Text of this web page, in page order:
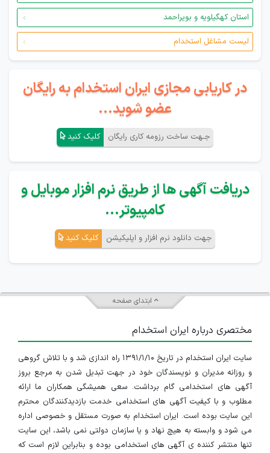
استان کهگیلویه و بویراحمد
لیست مشاغل استخدام
در کاریابی مجازی ایران استخدام به رایگان
عضو شوید...
جـهت ساخت رزومه کاری رایگان کلیک کنید
دریافت آگهی ها از طریق نرم افزار موبایل و
کامپیوتر...
جهت دانلود نرم افزار و اپلیکیشن کلیک کنید
ابتدای صفحه
مختصری درباره ایران استخدام
سایت ایران استخدام در تاریخ ۱۳۹۱/۱/۱۰ راه اندازی شد و با تلاش گروهی
و روزانه مدیران و نویسندگان خود در جهت تبدیل شدن به مرجع بروز
آگهی های استخدامی گام برداشت. سعی همیشگی همکاران ما ارائه
مطلوب و با کیفیت آگهی های استخدامی خدمت بازدیدکنندگان محترم
این سایت بوده است. ایران استخدام به صورت مستقل و خصوصی اداره
می شود و وابسته به هیچ نهاد و یا سازمان دولتی نمی باشد، این سایت
تنها منتشر کننده ی آگهی های استخدامی بوده و بنابراین لازم است که